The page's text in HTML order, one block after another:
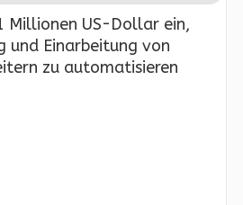
Millionen US-Dollar ein,
und Einarbeitung von
zu automatisieren